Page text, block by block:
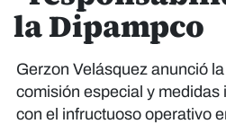
la Dipampco
Gerzon Velásquez anunció
comisión especial y
con el infructuoso operativo